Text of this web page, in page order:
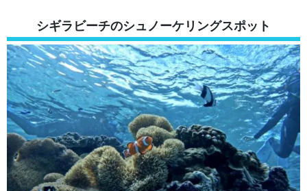
シギラビーチのシュノーケリングスポット